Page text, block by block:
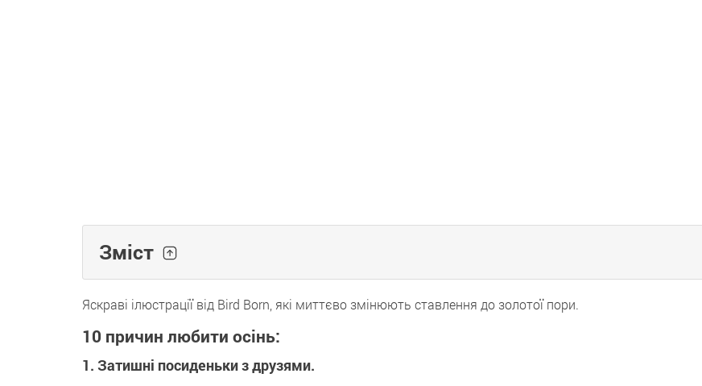
Зміст
Яскраві ілюстрації від Bird Born, які миттєво змінюють ставлення до золотої пори.
10 причин любити осінь:
1. Затишні посиденьки з друзями.